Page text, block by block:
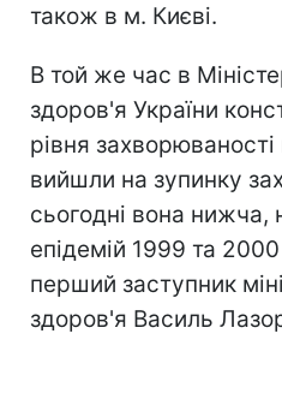
також в м. Києві.
В той же час в
здоров'я України
рівня
вийшли на зупинку
сьогодні вона нижча,
епідемій 1999 та
перший заступник
здоров'я Василь